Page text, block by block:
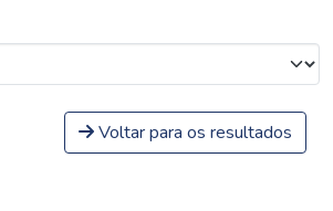
Voltar para os resultados